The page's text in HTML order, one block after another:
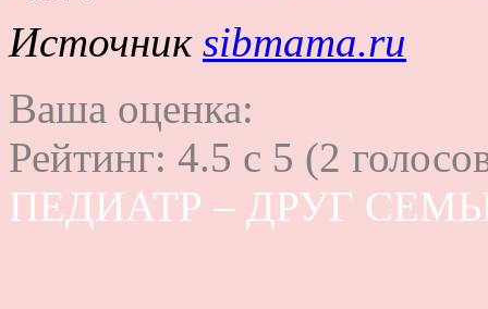
Источник sibmama.ru
Ваша оценка:
Рейтинг: 4.5 c 5 (2
ПЕДИАТР – ДРУГ